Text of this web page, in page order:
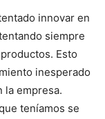
innovar en
siempre
Esto
inesperado
la empresa.
teníamos se